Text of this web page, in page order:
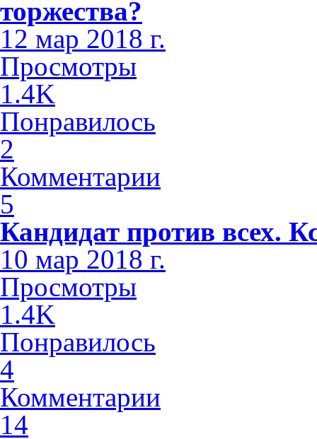
торжества?
12 мар 2018 г.
Просмотры
1.4K
Понравилось
2
Комментарии
5
Кандидат против всех.
10 мар 2018 г.
Просмотры
1.4K
Понравилось
4
Комментарии
14